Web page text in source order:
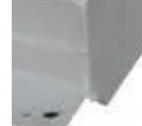
Выбор языка